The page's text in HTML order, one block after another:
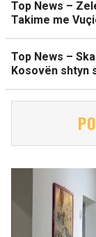
Top News –
Takime me
Top News –
Kosovën shtyn